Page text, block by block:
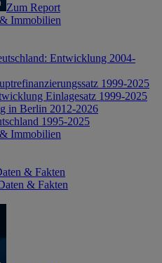
Zum Report
Immobilien
Entwicklung 2004-
1999-2025
Einlagesatz 1999-2025
in Berlin 2012-2026
1995-2025
Immobilien
& Fakten
& Fakten